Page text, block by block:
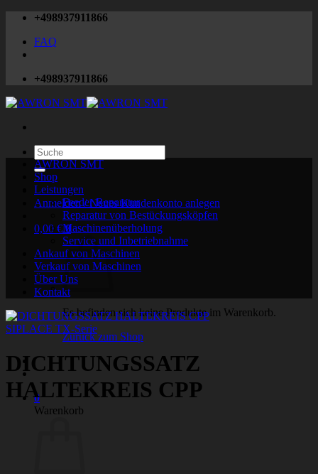
Zum
springen
+498937911866
FAQ
+498937911866
Suchen
nach:
Anmelden / Neues Kundenkonto anlegen
0,00 € 0
Es befinden sich keine Produkte im Warenkorb.
Zurück zum Shop
0
Warenkorb
AWRON SMT
Shop
Leistungen
Feeder Reparatur
Reparatur von Bestückungsköpfen
Maschinenüberholung
Service und Inbetriebnahme
Ankauf von Maschinen
Verkauf von Maschinen
Über Uns
Kontakt
SIPLACE TX-Serie
DICHTUNGSSATZ
HALTEKREIS CPP